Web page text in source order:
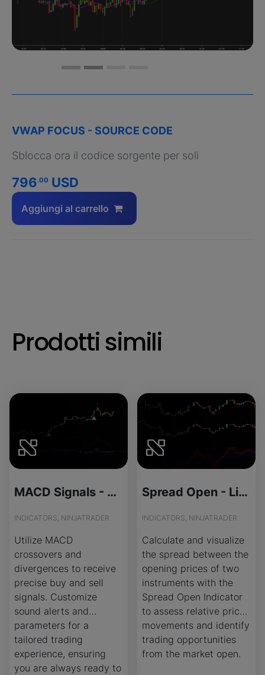
VWAP FOCUS - SOURCE CODE
Sblocca ora il codice sorgente per soli
796.00 USD
Aggiungi al carrello
Prodotti simili
MACD Signals - Source Code
INDICATORS, NINJATRADER
Utilize MACD
crossovers and
divergences to receive
precise buy and sell
signals. Customize
sound alerts and
parameters for a
tailored trading
experience, ensuring
you are always ready to
Spread Open - License Version
INDICATORS, NINJATRADER
Calculate and visualize
the spread between the
opening prices of two
instruments with the
Spread Open Indicator
to assess relative price
movements and identify
trading opportunities
from the market open.